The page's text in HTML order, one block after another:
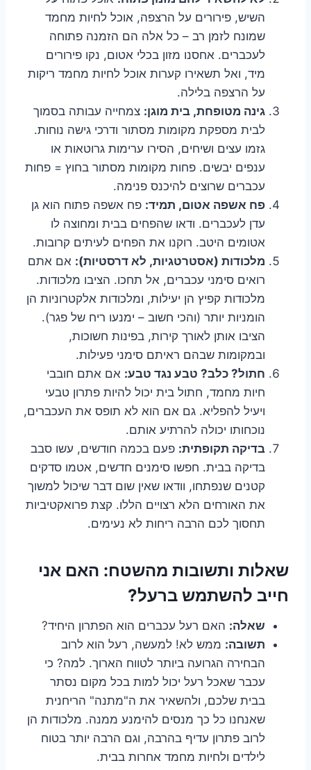
השיש, פירורים על הרצפה, אוכל לחיות מחמד
שמונח לזמן רב – כל אלה הם הזמנה פתוחה
לעכברים. אחסנו מזון בכלי אטום, נקו פירורים
מיד, ואל תשאירו קערות אוכל לחיות מחמד ריקות
על הרצפה בלילה.
גינה מטופחת, בית מוגן: צמחייה עבותה בסמוך
לבית מספקת מקומות מסתור ודרכי גישה נוחות.
גזמו עצים ושיחים, הסירו ערימות גרוטאות או
ענפים יבשים. פחות מקומות מסתור בחוץ = פחות
עכברים שרוצים להיכנס פנימה.
פח אשפה אטום, תמיד: פח אשפה פתוח הוא גן
עדן לעכברים. ודאו שהפחים בבית ומחוצה לו
אטומים היטב. רוקנו את הפחים לעיתים קרובות.
מלכודות (אסטרטגיות, לא דרסטיות): אם אתם
רואים סימני עכברים, אל תחכו. הציבו מלכודות.
מלכודות קפיץ הן יעילות, ומלכודות אלקטרוניות הן
הומניות יותר (והכי חשוב – ימנעו ריח של פגר).
הציבו אותן לאורך קירות, בפינות חשוכות,
ובמקומות שבהם ראיתם סימני פעילות.
חתול? כלב? טבע נגד טבע: אם אתם חובבי
חיות מחמד, חתול בית יכול להיות פתרון טבעי
ויעיל להפליא. גם אם הוא לא תופס את העכברים,
נוכחותו יכולה להרתיע אותם.
בדיקה תקופתית: פעם בכמה חודשים, עשו סבב
בדיקה בבית. חפשו סימנים חדשים, אטמו סדקים
קטנים שנפתחו, וודאו שאין שום דבר שיכול למשוך
את האורחים הלא רצויים הללו. קצת פרואקטיביות
תחסוך לכם הרבה ריחות לא נעימים.
שאלות ותשובות מהשטח: האם אני
חייב להשתמש ברעל?
שאלה: האם רעל עכברים הוא הפתרון היחיד?
תשובה: ממש לא! למעשה, רעל הוא לרוב
הבחירה הגרועה ביותר לטווח הארוך. למה? כי
עכבר שאכל רעל יכול למות בכל מקום נסתר
בבית שלכם, ולהשאיר את ה"מתנה" הריחנית
שאנחנו כל כך מנסים להימנע ממנה. מלכודות הן
לרוב פתרון עדיף בהרבה, וגם הרבה יותר בטוח
לילדים ולחיות מחמד אחרות בבית.